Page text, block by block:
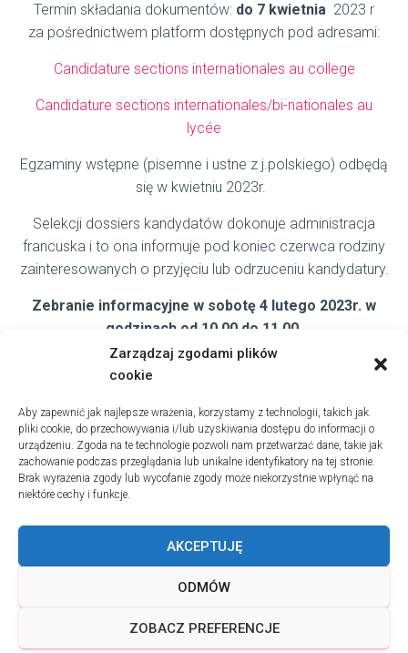
Zarządzaj zgodami plików
cookie
Aby zapewnić jak najlepsze wrażenia, korzystamy z technologii, takich jak
pliki cookie, do przechowywania i/lub uzyskiwania dostępu do informacji o
urządzeniu. Zgoda na te technologie pozwoli nam przetwarzać dane, takie jak
zachowanie podczas przeglądania lub unikalne identyfikatory na tej stronie.
Brak wyrażenia zgody lub wycofanie zgody może niekorzystnie wpłynąć na
niektóre cechy i funkcje.
AKCEPTUJĘ
ODMÓW
ZOBACZ PREFERENCJE
Termin składania dokumentów: do 7 kwietnia 2023 r
za pośrednictwem platform dostępnych pod adresami:
Candidature sections internationales au college
Candidature sections internationales/bi-nationales au
lycée
Egzaminy wstępne (pisemne i ustne z j.polskiego) odbędą
się w kwietniu 2023r.
Selekcji dossiers kandydatów dokonuje administracja
francuska i to ona informuje pod koniec czerwca rodziny
zainteresowanych o przyjęciu lub odrzuceniu kandydatury.
Zebranie informacyjne w sobotę 4 lutego 2023r. w
godzinach od 10.00 do 11.00
Link do rezerwacji miejsca
kierownik Sekcji Polskiej w Liceum Montaigne
Hestia | Stworzone przezThemeIsle